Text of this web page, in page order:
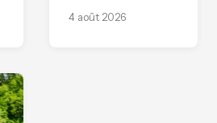
4 août 2026